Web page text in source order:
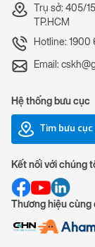
Trụ sở: 405/
TP.HCM
Hotline: 1900
Email:
Hệ thống bưu cục
Tìm bưu cục
Kết nối với chúng
Thương hiệu cùng